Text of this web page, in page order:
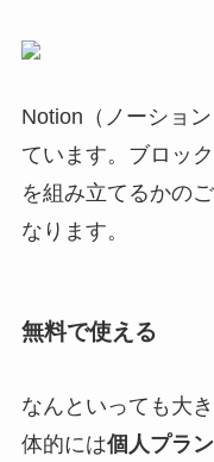
Notion（ノーショ
ています。ブロッ
を組み立てるかの
なります。
無料で使える
なんといっても大
体的には個人プラ